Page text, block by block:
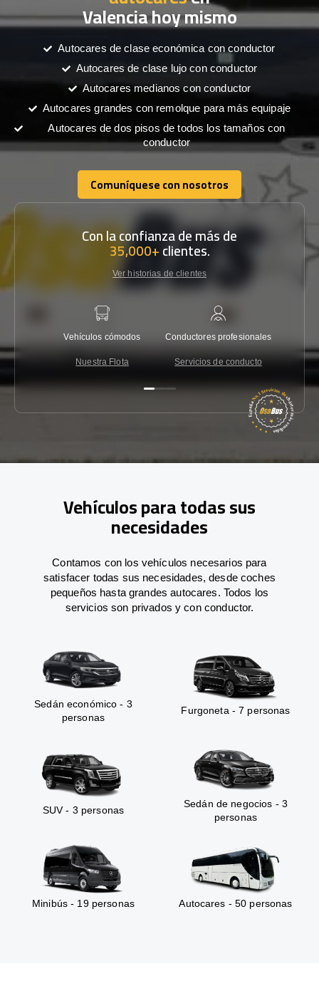
Valencia hoy mismo
Autocares de clase económica con conductor
Autocares de clase lujo con conductor
Autocares medianos con conductor
Autocares grandes con remolque para más equipaje
Autocares de dos pisos de todos los tamaños con
conductor
Comuníquese con nosotros
Comuníquese con nosotros
Con la confianza de más de
35,000+clientes.
Ver historias de clientes
Vehículos cómodos
Nuestra Flota
Conductores profesionales
Servicios de conducto
Vehículos para todas sus
necesidades
Contamos con los vehículos necesarios para
satisfacer todas sus necesidades, desde coches
pequeños hasta grandes autocares. Todos los
servicios son privados y con conductor.
Sedán económico - 3
personas
Furgoneta - 7 personas
SUV - 3 personas
Sedán de negocios - 3
personas
Minibús - 19 personas Autocares - 50 personas